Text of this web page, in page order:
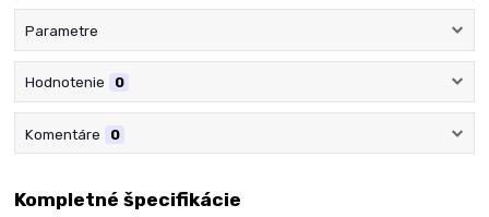
Parametre
Hodnotenie 0
Komentáre 0
Kompletné špecifikácie